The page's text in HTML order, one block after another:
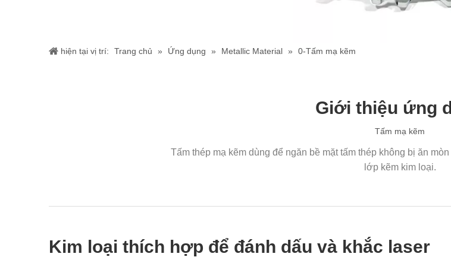
hiện tại vị trí: Trang chủ » Ứng dụng » Metallic Material » 0-Tấm mạ kẽm
Giới thiệu ứng
Tấm mạ kẽm
Tấm thép mạ kẽm dùng để ngăn bề mặt tấm thép không bị ăn
lớp kẽm kim loại.
Kim loại thích hợp để đánh dấu và khắc laser